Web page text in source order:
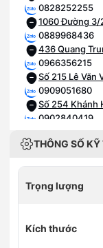
0828252255
1060 Đường 3/
0889968436
436 Quang
0966356215
Số 215 Lê Văn
0909051680
Số 254 Khánh
0902840419
0787395397
572-574 Tỉnh
672–674 Lê
0909898384
Số 127 Tô
THÔNG SỐ KỸ
Trọng lượng
Kích thước